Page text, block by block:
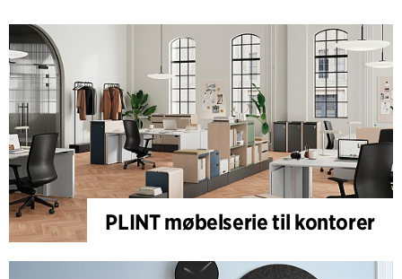
PLINT møbelserie til kontorer